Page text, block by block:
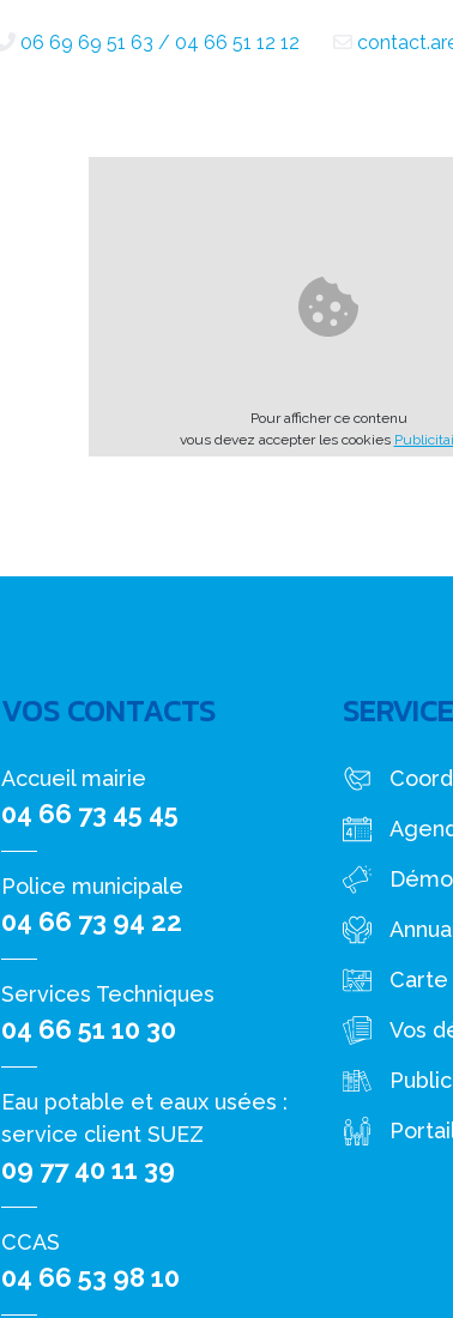
06 69 69 51 63 / 04 66 51 12 12
Pour afficher ce contenu
vous devez accepter les cookies
VOS CONTACTS
Accueil mairie
04 66 73 45 45
Police municipale
04 66 73 94 22
Services Techniques
04 66 51 10 30
Eau potable et eaux usées :
service client SUEZ
09 77 40 11 39
CCAS
04 66 53 98 10
Vos